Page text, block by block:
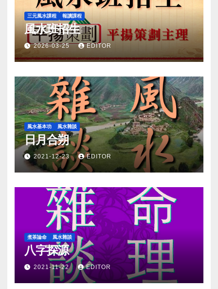
三元風水課程 報讀課程
風水班招生
2026-03-25 EDITOR
風水基本功 風水雜談
日月合朔
2021-12-23 EDITOR
煮茶論命 風水雜談
八字探源
2021-11-22 EDITOR